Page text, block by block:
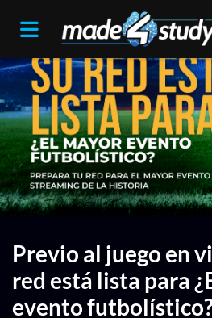
Previo al juego en
red está lista para
evento